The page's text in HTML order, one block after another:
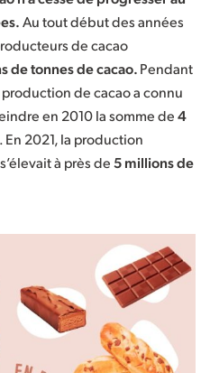
Au tout début des années
de cacao
de tonnes de cacao.Pendant
de cacao a connu
en 2010 la somme de4
2021, la production
à près de5 millions de